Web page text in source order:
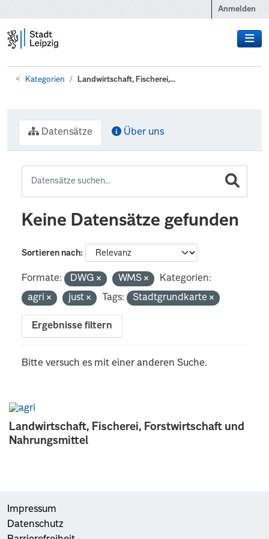
Anmelden
Kategorien Landwirtschaft, Fischerei,...
Landwirtschaft, Fischerei, Forstwirtschaft und
Nahrungsmittel
Datensätze Über uns
Keine Datensätze gefunden
Sortieren nach
Formate: DWG WMS
Kategorien:
agri
just Tags: Stadtgrundkarte
Ergebnisse filtern
Bitte versuch es mit einer anderen Suche.
Impressum
Datenschutz